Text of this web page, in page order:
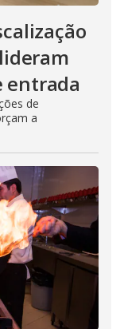
entrada
de
a